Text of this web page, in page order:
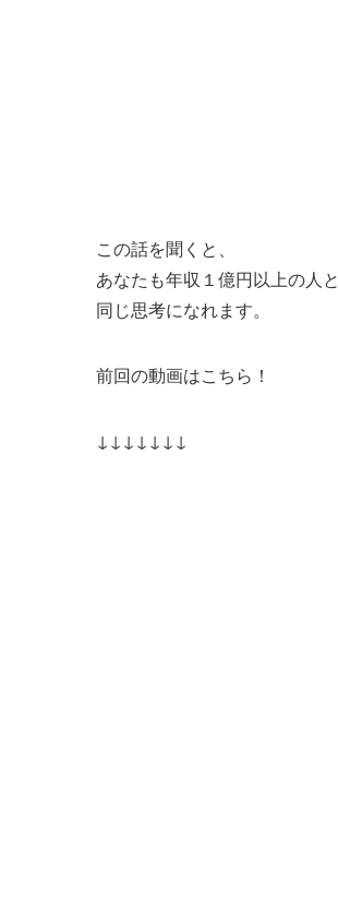
この話を聞くと、
あなたも年収１億円以上の人と
同じ思考になれます。
前回の動画はこちら！
↓↓↓↓↓↓↓